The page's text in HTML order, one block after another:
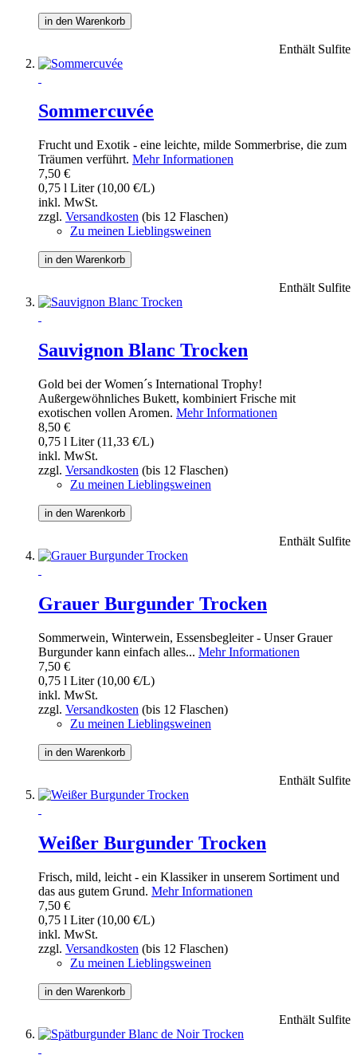
in den Warenkorb
Enthält Sulfite
Sommercuvée
Frucht und Exotik - eine leichte, milde Sommerbrise, die zum
Träumen verführt. Mehr Informationen
7,50 €
0,75 l Liter (10,00 €/L)
inkl. MwSt.
zzgl. Versandkosten (bis 12 Flaschen)
Zu meinen Lieblingsweinen
in den Warenkorb
Enthält Sulfite
Sauvignon Blanc Trocken
Gold bei der Women´s International Trophy!
Außergewöhnliches Bukett, kombiniert Frische mit
exotischen vollen Aromen. Mehr Informationen
8,50 €
0,75 l Liter (11,33 €/L)
inkl. MwSt.
zzgl. Versandkosten (bis 12 Flaschen)
Zu meinen Lieblingsweinen
in den Warenkorb
Enthält Sulfite
Grauer Burgunder Trocken
Sommerwein, Winterwein, Essensbegleiter - Unser Grauer
Burgunder kann einfach alles... Mehr Informationen
7,50 €
0,75 l Liter (10,00 €/L)
inkl. MwSt.
zzgl. Versandkosten (bis 12 Flaschen)
Zu meinen Lieblingsweinen
in den Warenkorb
Enthält Sulfite
Weißer Burgunder Trocken
Frisch, mild, leicht - ein Klassiker in unserem Sortiment und
das aus gutem Grund. Mehr Informationen
7,50 €
0,75 l Liter (10,00 €/L)
inkl. MwSt.
zzgl. Versandkosten (bis 12 Flaschen)
Zu meinen Lieblingsweinen
in den Warenkorb
Enthält Sulfite